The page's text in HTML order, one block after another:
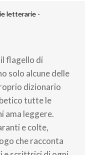
letterarie -
il flagello di
solo alcune delle
dizionario
tutte le
ama leggere.
e colte,
che racconta